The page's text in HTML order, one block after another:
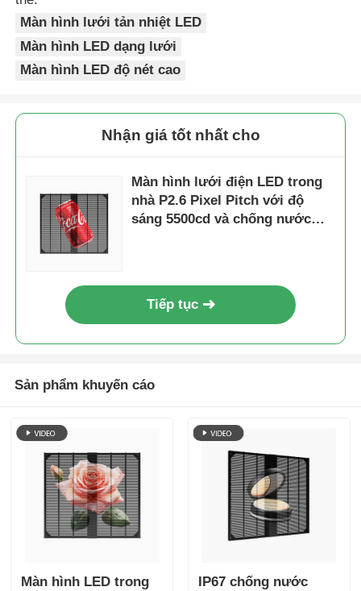
Màn hình lưới tản nhiệt LED
Màn hình LED dạng lưới
Màn hình LED độ nét cao
Nhận giá tốt nhất cho
Màn hình lưới điện LED trong
nhà P2.6 Pixel Pitch với độ
sáng 5500cd và chống nước
Tiếp tục
Sản phẩm khuyến cáo
Màn hình LED trong
IP67 chống nước